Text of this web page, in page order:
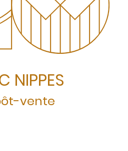
NIPPES
vente